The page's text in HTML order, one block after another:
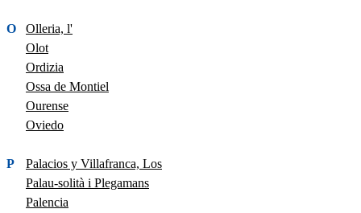
O
Olleria, l'
Olot
Ordizia
Ossa de Montiel
Ourense
Oviedo
P
Palacios y Villafranca, Los
Palau-solità i Plegamans
Palencia